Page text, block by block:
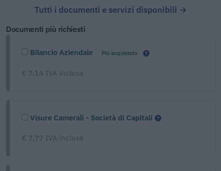
Tutti i documenti e servizi disponibili →
Documenti più richiesti
Bilancio Aziendale Più acquistato
€ 7,14 IVA inclusa
Visure Camerali - Società di Capitali
€ 7,77 IVA inclusa